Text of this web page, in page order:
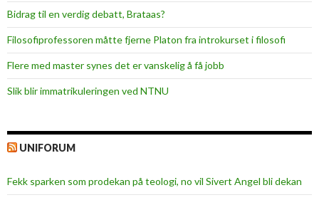
Bidrag til en verdig debatt, Brataas?
Filosofiprofessoren måtte fjerne Platon fra introkurset i filosofi
Flere med master synes det er vanskelig å få jobb
Slik blir immatrikuleringen ved NTNU
UNIFORUM
Fekk sparken som prodekan på teologi, no vil Sivert Angel bli dekan